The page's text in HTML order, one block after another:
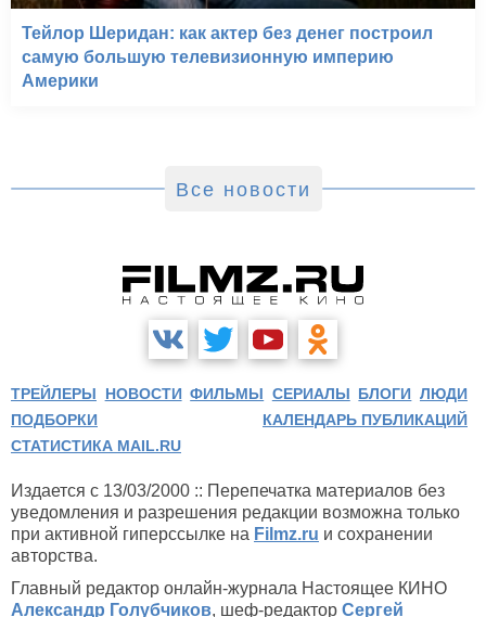
Тейлор Шеридан: как актер без денег построил
самую большую телевизионную империю
Америки
Все новости
ТРЕЙЛЕРЫ НОВОСТИ ФИЛЬМЫ СЕРИАЛЫ БЛОГИ ЛЮДИ
ПОДБОРКИ
КАЛЕНДАРЬ ПУБЛИКАЦИЙ
СТАТИСТИКА MAIL.RU
Издается с 13/03/2000 :: Перепечатка материалов без
уведомления и разрешения редакции возможна только
при активной гиперссылке на Filmz.ru и сохранении
авторства.
Главный редактор онлайн-журнала Настоящее КИНО
Александр Голубчиков, шеф-редактор Сергей